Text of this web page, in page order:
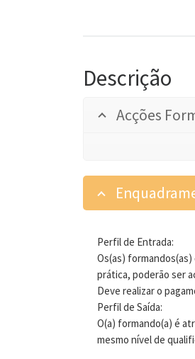
Descrição
Acções
Perfil de Entrada:
Os(as)
prática, poderão ser
Deve realizar o
Perfil de Saída:
O(a) formando(a) é
mesmo nível de